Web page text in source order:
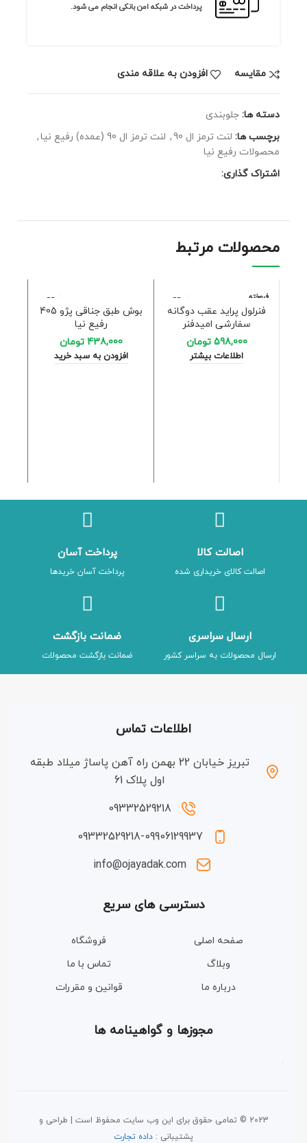
پرداخت در شبکه امن بانکی انجام می شود.
مقايسه افزودن به علاقه مندی
دسته ها: جلوبندی
برچسب ها: لنت ترمز ال 90 , لنت ترمز ال 90 (عمده) رفیع نیا
,
محصولات رفیع نیا
اشتراک گذاری:
محصولات مرتبط
فروخته
شده
فنرلول پراید عقب دوگانه
سفارشی امیدفنر
598,000 تومان
اطلاعات بیشتر
بوش طبق جناقی پژو 405
رفیع نیا
438,000 تومان
افزودن به سبد خرید
اصالت کالا
اصالت کالای خریداری شده
پرداخت آسان
پرداخت آسان خریدها
ارسال سراسری
ارسال محصولات به سراسر کشور
ضمانت بازگشت
ضمانت بازگشت محصولات
اطلاعات تماس
تبریز خیابان 22 بهمن راه آهن پاساژ میلاد طبقه
اول پلاک 61
09332529218
09332529218-09906129937
info@ojayadak.com
دسترسی های سریع
صفحه اصلی
فروشگاه
وبلاگ
تماس با ما
درباره ما
قوانین و مقررات
مجوزها و گواهینامه ها
2023 © تمامی حقوق برای این وب سایت محفوظ است | طراحی و
پشتیبانی : داده تجارت